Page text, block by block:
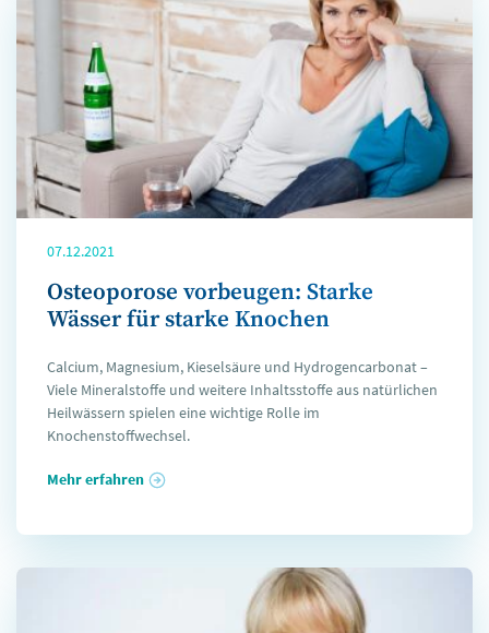
07.12.2021
Osteoporose vorbeugen: Starke
Wässer für starke Knochen
Calcium, Magnesium, Kieselsäure und Hydrogencarbonat –
Viele Mineralstoffe und weitere Inhaltsstoffe aus natürlichen
Heilwässern spielen eine wichtige Rolle im
Knochenstoffwechsel.
Mehr erfahren